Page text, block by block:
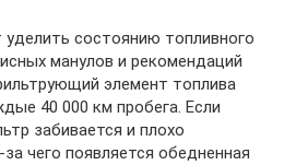
состоянию топливного
манулов и рекомендаций
элемент топлива
40 000 км пробега. Если
забивается и плохо
чего появляется обедненная